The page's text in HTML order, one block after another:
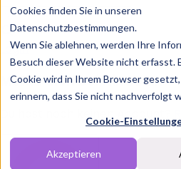
Cookies finden Sie in unseren
Datenschutzbestimmungen.
Wenn Sie ablehnen, werden Ihre
Besuch dieser Website nicht erfasst.
Cookie wird in Ihrem Browser gesetzt,
erinnern, dass Sie nicht nachverfolgt
Cookie-
Akzeptieren
Login
Melde dich bei Nindo an
Du hast noch keinen Account?